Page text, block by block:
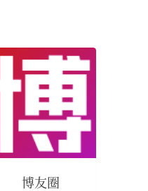
博友圈